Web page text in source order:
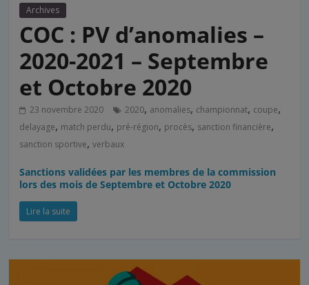
Archives
COC : PV d’anomalies –
2020-2021 – Septembre
et Octobre 2020
23 novembre 2020 2020, anomalies, championnat, coupe,
delayage, match perdu, pré-région, procès, sanction financière,
sanction sportive,verbaux
Sanctions validées par les membres de la commission
lors des mois de Septembre et Octobre 2020
Lire la suite